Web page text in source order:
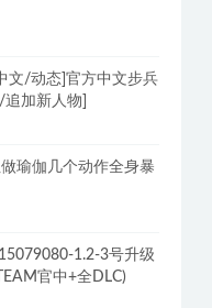
文/动态]官方中文步兵
追加新人物]
瑜伽几个动作全身暴
1.2-3号升级
官中+全DLC)